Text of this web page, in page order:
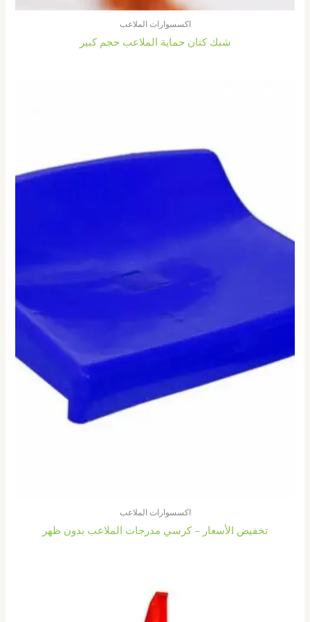
اكسسوارات الملاعب
شبك كتان حماية الملاعب حجم كبير
اكسسوارات الملاعب
تخفيض الأسعار – كرسي مدرجات الملاعب بدون ظهر